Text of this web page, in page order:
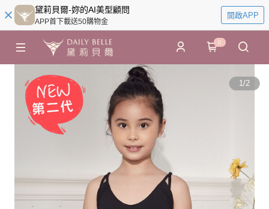
黛莉貝爾-妳的AI美型顧問
APP首下載送50購物金
開啟APP
0
1/2